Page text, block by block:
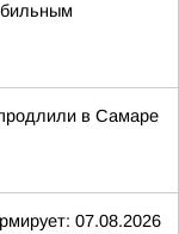
в Самаре
07.08.2026